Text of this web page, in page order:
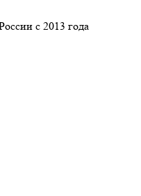
с 2013 года